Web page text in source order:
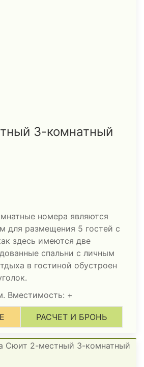
3-комнатный
номера являются
для размещения 5 гостей с
здесь имеются две
спальни с личным
в гостиной обустроен
Вместимость: +
РАСЧЕТ И БРОНЬ